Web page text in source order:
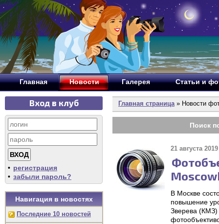
Главная Новости Галерея Статьи и
Вход в клуб
• регистрация
• забыли пароль?
Навигация в новостях
Последние 10 новостей
Главная страница» Новости
Поиск
21 августа 2019
В Москве
повышение
Зверева (КМЗ)